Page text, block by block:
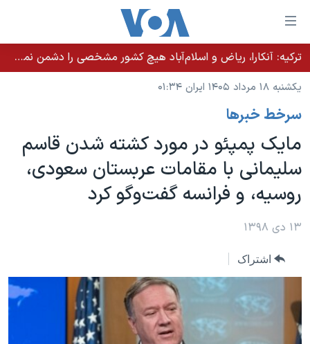
لینکهای
قابل
دسترسی
جهش
محتوای
اصلی
جهش
به
صفحه
جهش
خانه
نسخه سبک وب‌سایت
موضوع ها
ایران
آمریکا
جهان
ورزشی
ویدیوها
برنامه های تلویزیونی
جدول برنامه ها
صفحه‌های ویژه
جام جهانی ۲۰۲۶
بایگانی برنامه‌های تلویزیونی
فرکانس‌های صدای آمریکا
پخش رادیویی
یادگیری زبان انگلیسی
دنبال کنید
ترکیه: آنکارا، ریاض و اسلام‌آباد هیچ کشور مشخصی را دشمن نمی‌دانند مگر اینکه آن کشور اقدام خصمانه‌ای انجام دهد
یکشنبه ۱۸ مرداد ۱۴۰۵ ایران ۰۱:۳۴
سرخط خبرها
مایک پمپئو در مورد کشته شدن قاسم
سلیمانی با مقامات عربستان سعودی،
روسیه، و فرانسه گفت‌وگو کرد
۱۳ دی ۱۳۹۸
اشتراک